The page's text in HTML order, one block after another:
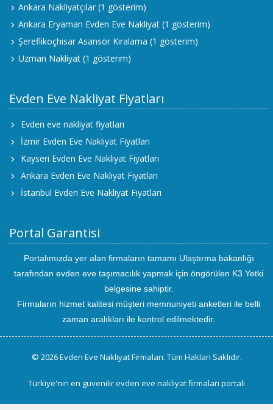
Ankara Nakliyatçılar (1 gösterim)
Ankara Eryaman Evden Eve Nakliyat (1 gösterim)
Şereflikoçhisar Asansör Kiralama (1 gösterim)
Uzman Nakliyat (1 gösterim)
Evden Eve Nakliyat Fiyatları
Evden eve nakliyat fiyatları
İzmir Evden Eve Nakliyat Fiyatları
Kayseri Evden Eve Nakliyat Fiyatları
Ankara Evden Eve Nakliyat Fiyatları
İstanbul Evden Eve Nakliyat Fiyatları
Portal Garantisi
Portalımızda yer alan firmaların tamamı Ulaştırma bakanlığı
tarafından evden eve taşımacılık yapmak için öngörülen K3 Yetki
belgesine sahiptir.
Firmaların hizmet kalitesi müşteri memnuniyeti anketleri ile belli
zaman aralıkları ile kontrol edilmektedir.
© 2026 Evden Eve Nakliyat Firmaları. Tüm Hakları Saklıdır.
Türkiye'nin en güvenilir evden eve nakliyat firmaları portalı